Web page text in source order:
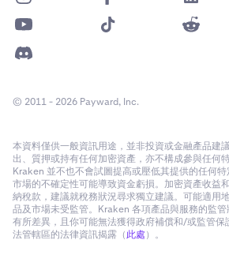
© 2011 - 2026 Payward, Inc.
本資料僅供一般資訊用途，並非投資或金融產品建
出、質押或持有任何加密資產，亦不構成參與任何
Kraken 並不也不會試圖提高或壓低其提供的任何
市場的不確定性可能導致資金虧損。加密資產收益
納稅款，建議就稅務狀況尋求獨立建議。可能適用
品及市場未受監管。Kraken 各項產品與服務的監
有所差異，且你可能無法獲得政府補償和/或監管保
法管轄區的法律資訊揭露（此處）。